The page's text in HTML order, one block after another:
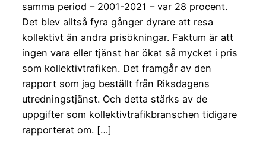
samma period – 2001-2021 – var 28 procent.
Det blev alltså fyra gånger dyrare att resa
kollektivt än andra prisökningar. Faktum är att
ingen vara eller tjänst har ökat så mycket i pris
som kollektivtrafiken. Det framgår av den
rapport som jag beställt från Riksdagens
utredningstjänst. Och detta stärks av de
uppgifter som kollektivtrafikbranschen tidigare
rapporterat om. […]